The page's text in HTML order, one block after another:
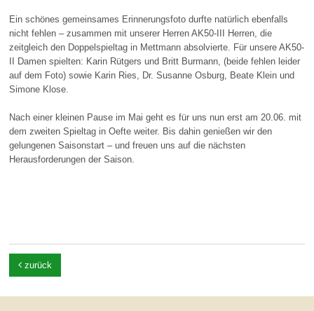
Ein schönes gemeinsames Erinnerungsfoto durfte natürlich ebenfalls
nicht fehlen – zusammen mit unserer Herren AK50-III Herren, die
zeitgleich den Doppelspieltag in Mettmann absolvierte. Für unsere AK50-
II Damen spielten: Karin Rütgers und Britt Burmann, (beide fehlen leider
auf dem Foto) sowie Karin Ries, Dr. Susanne Osburg, Beate Klein und
Simone Klose.
Nach einer kleinen Pause im Mai geht es für uns nun erst am 20.06. mit
dem zweiten Spieltag in Oefte weiter. Bis dahin genießen wir den
gelungenen Saisonstart – und freuen uns auf die nächsten
Herausforderungen der Saison.
 zurück